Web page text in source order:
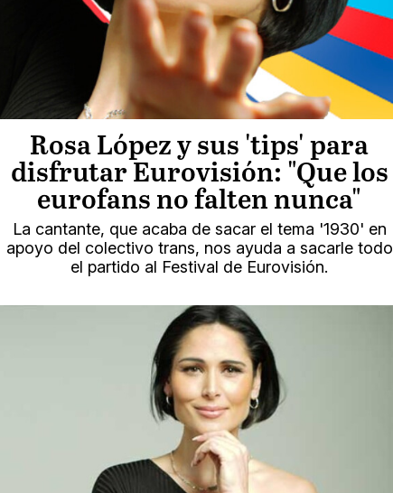
Rosa López y sus 'tips' para
disfrutar Eurovisión: "Que los
eurofans no falten nunca"
La cantante, que acaba de sacar el tema '1930' en
apoyo del colectivo trans, nos ayuda a sacarle todo
el partido al Festival de Eurovisión.